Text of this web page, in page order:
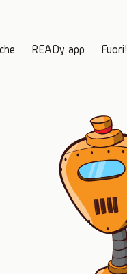
READy app Fuori!